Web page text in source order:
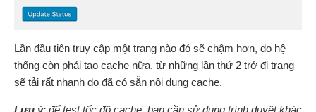
Lần đầu tiên truy cập một trang nào đó sẽ chậm hơn, do hệ
thống còn phải tạo cache nữa, từ những lần thứ 2 trở đi trang
sẽ tải rất nhanh do đã có sẵn nội dung cache.
Lưu ý: để test tốc độ cache, bạn cần sử dụng trình duyệt khác